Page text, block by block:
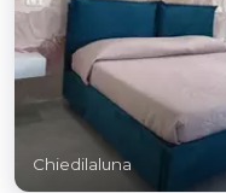
Chiedilaluna